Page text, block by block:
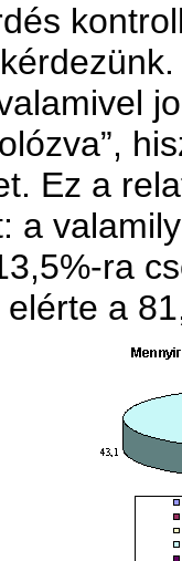
Ez a
a
ra
a